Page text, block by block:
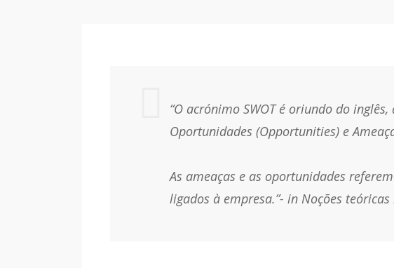
“O acrónimo SWOT é oriundo do
Oportunidades (Opportunities) e
As ameaças e as oportunidades
ligados à empresa.”- in Noções